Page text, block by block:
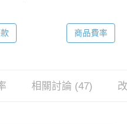
商品費率
相關討論 (47)